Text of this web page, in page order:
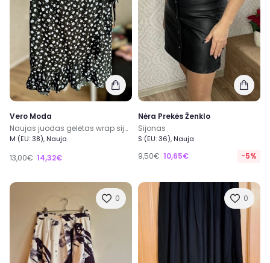
Vero Moda
Naujas juodas gėlėtas wrap sijonas dydis M vero moda
M (EU: 38), Nauja
13,00€ 14,32€
Nėra Prekės Ženklo
Sijonas
S (EU: 36), Nauja
9,50€ 10,65€ -5%
0 0